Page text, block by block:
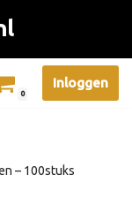
0
Inloggen
– 100stuks